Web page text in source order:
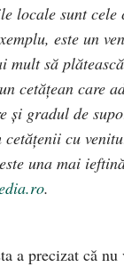
sunt cele
este un
să
cetățean care
și gradul de
cu
una mai
.
a precizat că